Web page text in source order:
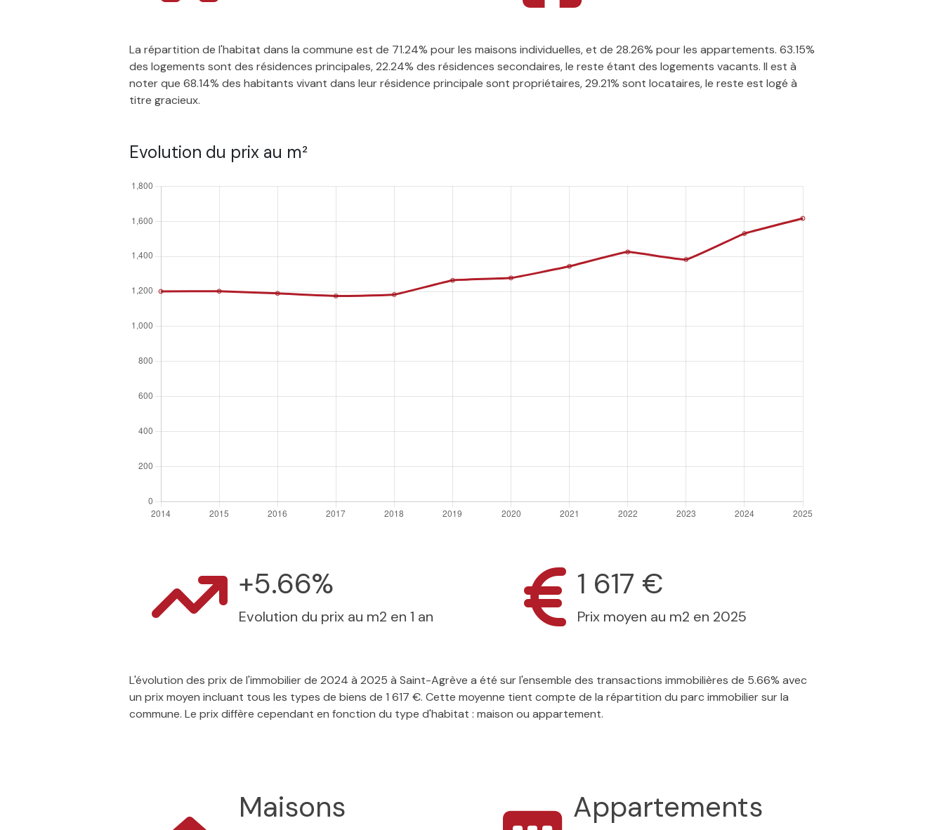
La répartition de l'habitat dans la commune est de 71.24% pour les maisons individuelles, et de 28.26% pour les appartements. 63.15%
des logements sont des résidences principales, 22.24% des résidences secondaires, le reste étant des logements vacants. Il est à
noter que 68.14% des habitants vivant dans leur résidence principale sont propriétaires, 29.21% sont locataires, le reste est logé à
titre gracieux.
Evolution du prix au m²
+5.66%
Evolution du prix au m2 en 1 an
1 617 €
Prix moyen au m2 en 2025
L'évolution des prix de l'immobilier de 2024 à 2025 à Saint-Agrève a été sur l'ensemble des transactions immobilières de 5.66% avec
un prix moyen incluant tous les types de biens de 1 617 €. Cette moyenne tient compte de la répartition du parc immobilier sur la
commune. Le prix diffère cependant en fonction du type d'habitat : maison ou appartement.
Maisons Appartements